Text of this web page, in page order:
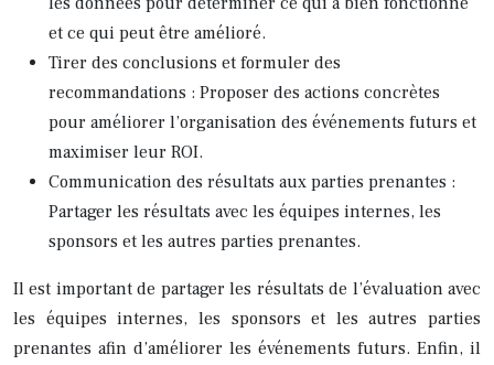
et ce qui peut être amélioré.
Tirer des conclusions et formuler des
recommandations : Proposer des actions concrètes
pour améliorer l’organisation des événements futurs et
maximiser leur ROI.
Communication des résultats aux parties prenantes :
Partager les résultats avec les équipes internes, les
sponsors et les autres parties prenantes.
Il est important de partager les résultats de l’évaluation avec
les équipes internes, les sponsors et les autres parties
prenantes afin d’améliorer les événements futurs. Enfin, il